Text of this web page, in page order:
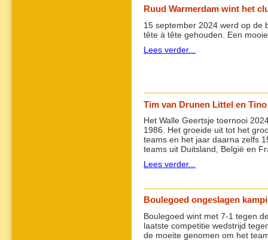
Ruud Warmerdam wint het
15 september 2024 werd op de
tête à tête gehouden. Een
Lees verder...
Tim van Drunen Littel en
Het Walle Geertsje toernooi
1986. Het groeide uit tot het
teams en het jaar daarna zelfs
teams uit Duitsland, België en
Lees verder...
Boulegoed ongeslagen
Boulegoed wint met 7-1 tegen
laatste competitie wedstrijd
de moeite genomen om het